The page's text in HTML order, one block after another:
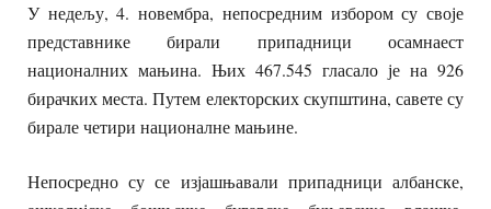
У недељу, 4. новембра, непосредним избором су своје
представнике бирали припадници осамнаест
националних мањина. Њих 467.545 гласало је на 926
бирачких места. Путем електорских скупштина, савете су
бирале четири националне мањине.
Непосредно су се изјашњавали припадници албанске,